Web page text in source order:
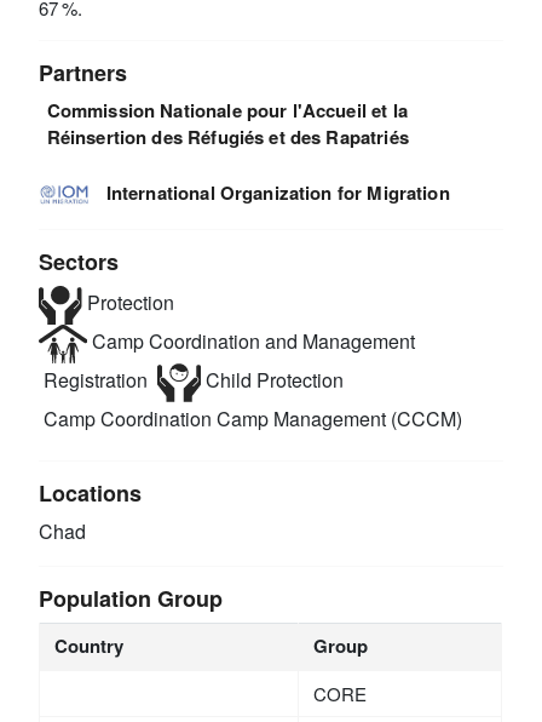
67 %.
Partners
Commission Nationale pour l'Accueil et la
Réinsertion des Réfugiés et des Rapatriés
International Organization for Migration
Sectors
Protection
Camp Coordination and Management
Registration
Child Protection
Camp Coordination Camp Management (CCCM)
Locations
Chad
Population Group
Country Group
CORE